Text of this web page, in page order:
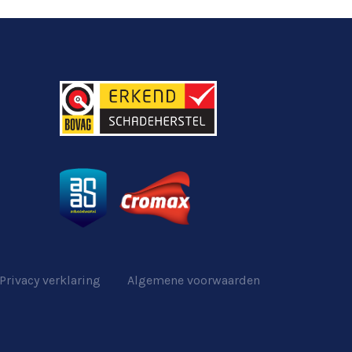
Privacy verklaring Algemene voorwaarden